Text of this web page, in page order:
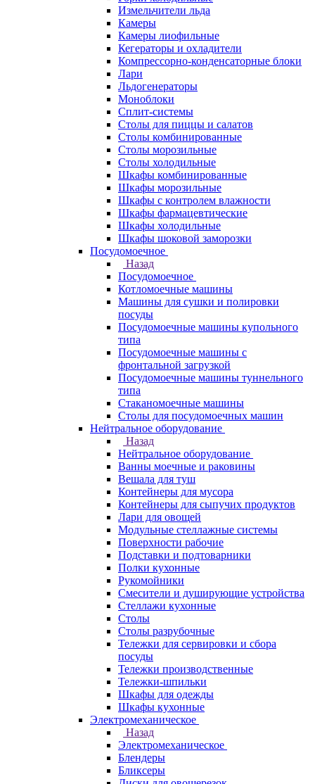
Измельчители льда
Камеры
Камеры лиофильные
Кегераторы и охладители
Компрессорно-конденсаторные блоки
Лари
Льдогенераторы
Моноблоки
Сплит-системы
Столы для пиццы и салатов
Столы комбинированные
Столы морозильные
Столы холодильные
Шкафы комбинированные
Шкафы морозильные
Шкафы с контролем влажности
Шкафы фармацевтические
Шкафы холодильные
Шкафы шоковой заморозки
Посудомоечное
Назад
Посудомоечное
Котломоечные машины
Машины для сушки и полировки
посуды
Посудомоечные машины купольного
типа
Посудомоечные машины с
фронтальной загрузкой
Посудомоечные машины туннельного
типа
Стаканомоечные машины
Столы для посудомоечных машин
Нейтральное оборудование
Назад
Нейтральное оборудование
Ванны моечные и раковины
Вешала для туш
Контейнеры для мусора
Контейнеры для сыпучих продуктов
Лари для овощей
Модульные стеллажные системы
Поверхности рабочие
Подставки и подтоварники
Полки кухонные
Рукомойники
Смесители и душирующие устройства
Стеллажи кухонные
Столы
Столы разрубочные
Тележки для сервировки и сбора
посуды
Тележки производственные
Тележки-шпильки
Шкафы для одежды
Шкафы кухонные
Электромеханическое
Назад
Электромеханическое
Блендеры
Бликсеры